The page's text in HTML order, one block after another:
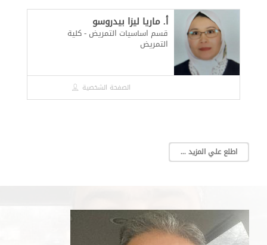
أ. ماريا ليزا بيدروسو
قسم اساسيات التمريض - كلية
التمريض
الصفحة الشخصية
اطلع علي المزيد ...